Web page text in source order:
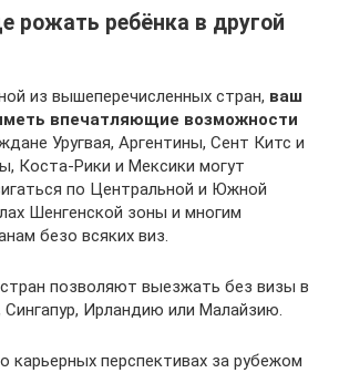
рожать ребёнка в другой
из вышеперечисленных стран, ваш
впечатляющие возможности
Уругвая, Аргентины, Сент Китс и
Коста-Рики и Мексики могут
по Центральной и Южной
Шенгенской зоны и многим
безо всяких виз.
позволяют выезжать без визы в
Ирландию или Малайзию.
карьерных перспективах за рубежом